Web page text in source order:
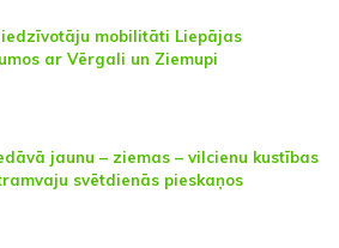
mobilitāti Liepājas
ar Vērgali un Ziemupi
jaunu – ziemas – vilcienu kustības
svētdienās pieskaņos